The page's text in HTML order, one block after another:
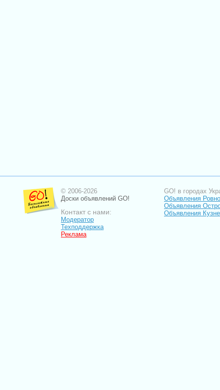
© 2006-2026
Доски объявлений GO!
Контакт с нами:
Модератор
Техподдержка
Реклама
GO! в городах
Объявления Ровно
Объявления
Объявления